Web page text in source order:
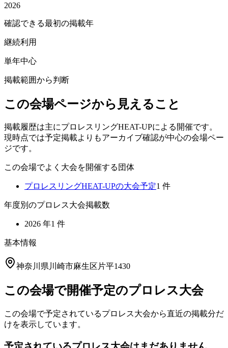
2026
確認できる最初の掲載年
継続利用
単年中心
掲載範囲から判断
この会場ページから見えること
掲載履歴は主にプロレスリングHEAT-UPによる開催です。
現時点では予定掲載よりもアーカイブ確認が中心の会場ペー
ジです。
この会場でよく大会を開催する団体
プロレスリングHEAT-UPの大会予定1 件
年度別のプロレス大会掲載数
2026 年1 件
基本情報
神奈川県川崎市麻生区片平1430
この会場で開催予定のプロレス大会
この会場で予定されているプロレス大会から直近の掲載分だ
けを表示しています。